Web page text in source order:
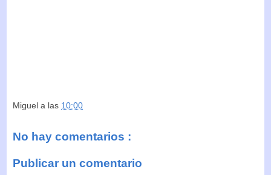
Miguel a las 10:00
No hay comentarios :
Publicar un comentario